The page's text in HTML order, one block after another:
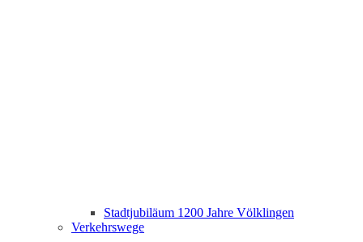
Stadtjubiläum 1200 Jahre Völklingen
Verkehrswege